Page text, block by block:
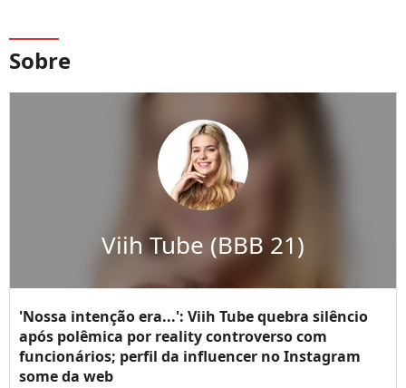
Sobre
Viih Tube (BBB 21)
'Nossa intenção era...': Viih Tube quebra silêncio
após polêmica por reality controverso com
funcionários; perfil da influencer no Instagram
some da web